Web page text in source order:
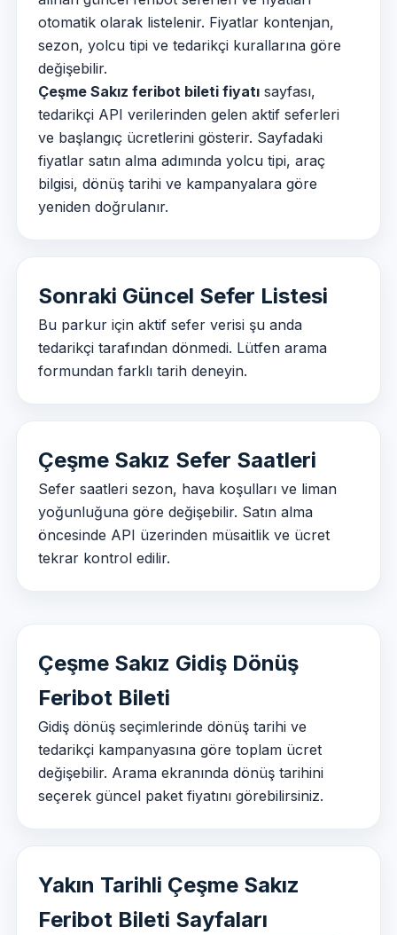
otomatik olarak listelenir. Fiyatlar kontenjan,
sezon, yolcu tipi ve tedarikçi kurallarına göre
değişebilir.
Çeşme Sakız feribot bileti fiyatı sayfası,
tedarikçi API verilerinden gelen aktif seferleri
ve başlangıç ücretlerini gösterir. Sayfadaki
fiyatlar satın alma adımında yolcu tipi, araç
bilgisi, dönüş tarihi ve kampanyalara göre
yeniden doğrulanır.
Sonraki Güncel Sefer Listesi
Bu parkur için aktif sefer verisi şu anda
tedarikçi tarafından dönmedi. Lütfen arama
formundan farklı tarih deneyin.
Çeşme Sakız Sefer Saatleri
Sefer saatleri sezon, hava koşulları ve liman
yoğunluğuna göre değişebilir. Satın alma
öncesinde API üzerinden müsaitlik ve ücret
tekrar kontrol edilir.
Çeşme Sakız Gidiş Dönüş
Feribot Bileti
Gidiş dönüş seçimlerinde dönüş tarihi ve
tedarikçi kampanyasına göre toplam ücret
değişebilir. Arama ekranında dönüş tarihini
seçerek güncel paket fiyatını görebilirsiniz.
Yakın Tarihli Çeşme Sakız
Feribot Bileti Sayfaları